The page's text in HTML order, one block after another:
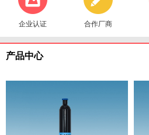
企业认证 合作厂商
产品中心